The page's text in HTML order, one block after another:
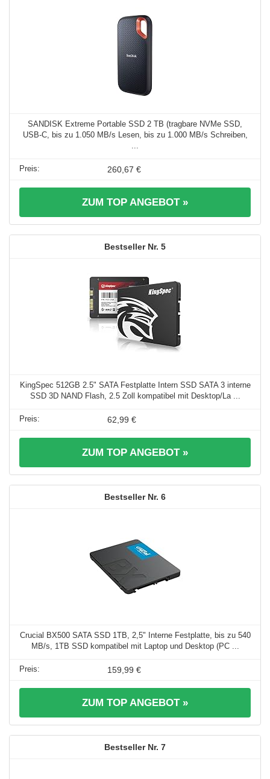
SANDISK Extreme Portable SSD 2 TB (tragbare NVMe SSD,
USB-C, bis zu 1.050 MB/s Lesen, bis zu 1.000 MB/s Schreiben,
260,67 €
ZUM TOP ANGEBOT »
5
KingSpec 512GB 2.5" SATA Festplatte Intern SSD SATA 3 interne
SSD 3D NAND Flash, 2.5 Zoll kompatibel mit Desktop/La ...
62,99 €
ZUM TOP ANGEBOT »
6
Crucial BX500 SATA SSD 1TB, 2,5" Interne Festplatte, bis zu 540
MB/s, 1TB SSD kompatibel mit Laptop und Desktop (PC ...
159,99 €
ZUM TOP ANGEBOT »
7